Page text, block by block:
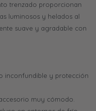
trenzado proporcionan
luminosos y helados al
suave y agradable con
inconfundible y protección
muy cómodo.